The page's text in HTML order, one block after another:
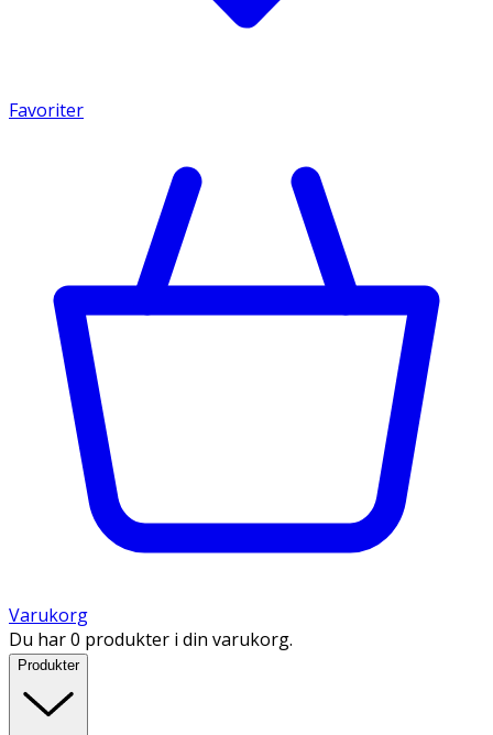
Favoriter
Varukorg
Du har 0 produkter i din varukorg.
Produkter